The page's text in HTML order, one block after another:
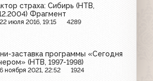
страха: Сибирь (НТВ,
Фрагмент
22 июля 2016, 19:15 4289
заставка программы «Сегодня
(НТВ, 1997-1998)
6 ноября 2021, 22:52 1924